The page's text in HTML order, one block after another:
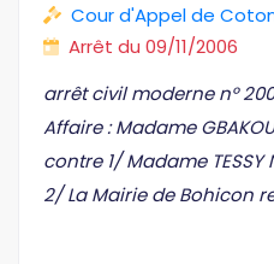
Cour d'Appel de
Arrêt du 09/11/2006
arrêt civil moderne n°
Affaire : Madame
contre 1/ Madame TESSY
2/ La Mairie de Bohicon